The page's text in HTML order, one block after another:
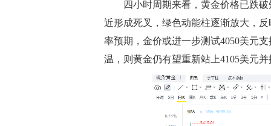
四小时周期来看，黄金价格已跌破
近形成死叉，绿色动能柱逐渐放大，
率预期，金价或进一步测试4050美元
温，则黄金仍有望重新站上4105美元